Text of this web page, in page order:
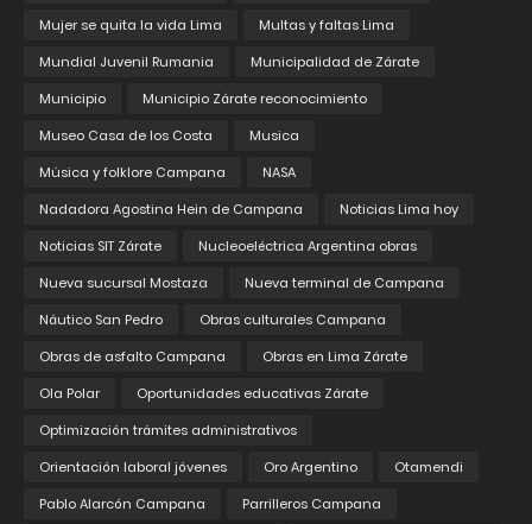
Mujer se quita la vida Lima
Multas y faltas Lima
Mundial Juvenil Rumania
Municipalidad de Zárate
Municipio
Municipio Zárate reconocimiento
Museo Casa de los Costa
Musica
Música y folklore Campana
NASA
Nadadora Agostina Hein de Campana
Noticias Lima hoy
Noticias SIT Zárate
Nucleoeléctrica Argentina obras
Nueva sucursal Mostaza
Nueva terminal de Campana
Náutico San Pedro
Obras culturales Campana
Obras de asfalto Campana
Obras en Lima Zárate
Ola Polar
Oportunidades educativas Zárate
Optimización trámites administrativos
Orientación laboral jóvenes
Oro Argentino
Otamendi
Pablo Alarcón Campana
Parrilleros Campana